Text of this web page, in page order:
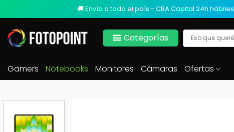
🚚 Envío a todo el país - CBA Capital 24h hábiles
Categorías
Gamers Notebooks Monitores Cámaras Ofertas